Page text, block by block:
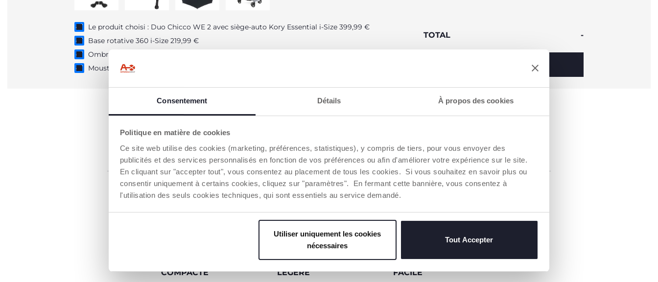
Consentement Détails À propos des cookies
Politique en matière de cookies
Ce site web utilise des cookies (marketing, préférences, statistiques), y compris de tiers, pour vous envoyer des
publicités et des services personnalisés en fonction de vos préférences ou afin d'améliorer votre expérience sur le site.
En cliquant sur "accepter tout", vous consentez au placement de tous les cookies. Si vous souhaitez en savoir plus ou
consentir uniquement à certains cookies, cliquez sur "paramètres". En fermant cette bannière, vous consentez à
l'utilisation des seuls cookies techniques, qui sont essentiels au service demandé.
Utiliser uniquement les cookies
nécessaires
Tout Accepter
Le produit choisi : Duo Chicco WE 2 avec siège-auto Kory Essential i-Size 399,99 €
Base rotative 360 i-Size 219,99 €
Ombrelle Universelle Poussette 29,99 €
Moustiquaire Universelle Pour Poussette 12,99 €
TOTAL -
AJOUTER AU PANIER
POUSSETTE SIÈGE-AUTO
COMPACTE
POUSSETTE ULTRA
LÉGÈRE
SYSTÈME DE PLIAGE
FACILE